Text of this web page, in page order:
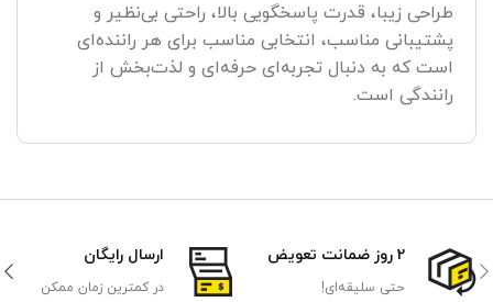
طراحی زیبا، قدرت پاسخگویی بالا، راحتی بی‌نظیر و
پشتیبانی مناسب، انتخابی مناسب برای هر راننده‌ای
است که به دنبال تجربه‌ای حرفه‌ای و لذت‌بخش از
رانندگی است.
2 روز ضمانت تعویض
حتی سلیقه‌ای!
ارسال رایگان
در کمترین زمان ممکن